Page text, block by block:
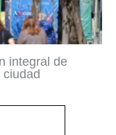
integral de